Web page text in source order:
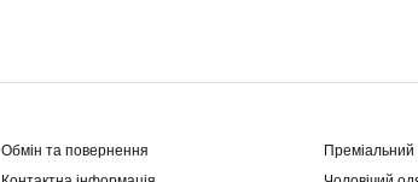
Обмін та повернення
Преміальний